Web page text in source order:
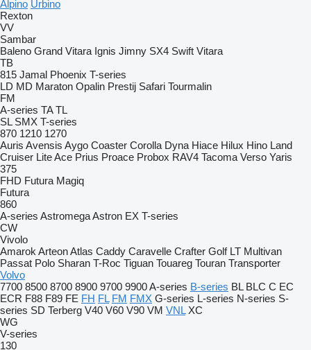
Alpino Urbino
Rexton
VV
Sambar
Baleno Grand Vitara Ignis Jimny SX4 Swift Vitara
TB
815 Jamal Phoenix T-series
LD MD Maraton Opalin Prestij Safari Tourmalin
FM
A-series TA TL
SL SMX T-series
870 1210 1270
Auris Avensis Aygo Coaster Corolla Dyna Hiace Hilux Hino Land
Cruiser Lite Ace Prius Proace Probox RAV4 Tacoma Verso Yaris
375
FHD Futura Magiq
Futura
860
A-series AstromegaAstron EX T-series
CW
Vivolo
Amarok ArteonAtlas Caddy Caravelle Crafter Golf LT Multivan
Passat Polo Sharan T-Roc Tiguan Touareg Touran Transporter
Volvo
7700 8500 8700 8900 9700 9900A-series B-series BL BLC C EC
ECR F88 F89 FE FH FL FM FMX G-series L-series N-series S-
series SD Terberg V40 V60 V90 VM VNL XC
WG
V-series
130